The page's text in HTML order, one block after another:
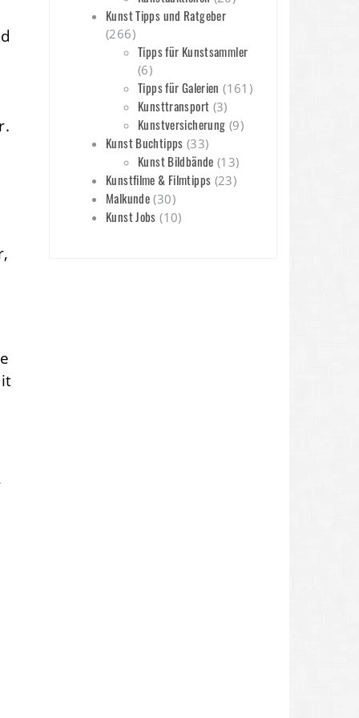
Kunst Tipps und Ratgeber
(266)
Tipps für Kunstsammler
(6)
Tipps für Galerien (161)
Kunsttransport (3)
Kunstversicherung (9)
Kunst Buchtipps (33)
Kunst Bildbände (13)
Kunstfilme & Filmtipps (23)
Malkunde (30)
Kunst Jobs (10)